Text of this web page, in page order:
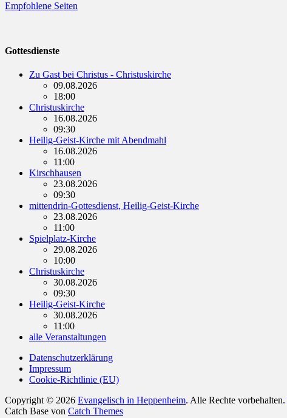
Empfohlene Seiten
Gottesdienste
Zu Gast bei Christus - Christuskirche
09.08.2026
18:00
Christuskirche
16.08.2026
09:30
Heilig-Geist-Kirche mit Abendmahl
16.08.2026
11:00
Kirschhausen
23.08.2026
09:30
mittendrin-Gottesdienst, Heilig-Geist-Kirche
23.08.2026
11:00
Spielplatz-Kirche
29.08.2026
10:00
Christuskirche
30.08.2026
09:30
Heilig-Geist-Kirche
30.08.2026
11:00
alle Veranstaltungen
Datenschutzerklärung
Impressum
Cookie-Richtlinie (EU)
Copyright © 2026 Evangelisch in Heppenheim. Alle Rechte vorbehalten.
Catch Base von Catch Themes